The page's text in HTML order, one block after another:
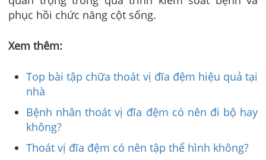
phục hồi chức năng cột sống.
Xem thêm:
Top bài tập chữa thoát vị đĩa đệm hiệu quả tại
nhà
Bệnh nhân thoát vị đĩa đệm có nên đi bộ hay
không?
Thoát vị đĩa đệm có nên tập thể hình không?